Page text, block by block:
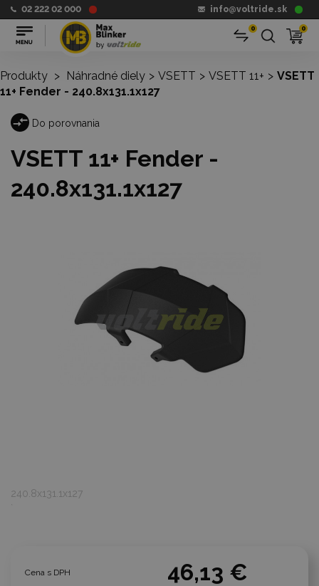
02 222 02 000 info@voltride.sk
0 0
Produkty > Náhradné diely > VSETT > VSETT 11+ > VSETT
11+ Fender - 240.8x131.1x127
Do porovnania
VSETT 11+ Fender -
240.8x131.1x127
240.8x131.1x127
`
Cena s DPH 46,13 €